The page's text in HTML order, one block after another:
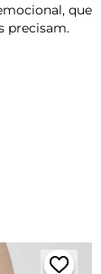
que
precisam.